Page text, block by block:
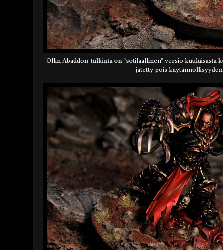
Ollin Abaddon-tulkinta on "sotilaallinen" versio kuuluisasta
jätetty pois